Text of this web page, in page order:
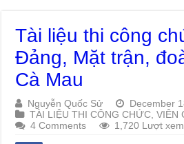
Tài liệu thi công
Đảng, Mặt trận,
Cà Mau
Nguyễn Quốc Sử
December
TÀI LIỆU THI CÔNG CHỨC, VIÊN
4 Comments
1,720 Lượt xem